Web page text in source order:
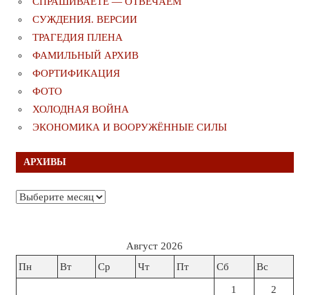
СУЖДЕНИЯ. ВЕРСИИ
ТРАГЕДИЯ ПЛЕНА
ФАМИЛЬНЫЙ АРХИВ
ФОРТИФИКАЦИЯ
ФОТО
ХОЛОДНАЯ ВОЙНА
ЭКОНОМИКА И ВООРУЖЁННЫЕ СИЛЫ
АРХИВЫ
Архивы
Август 2026
Пн
Вт Ср Чт Пт Сб Вс
1 2